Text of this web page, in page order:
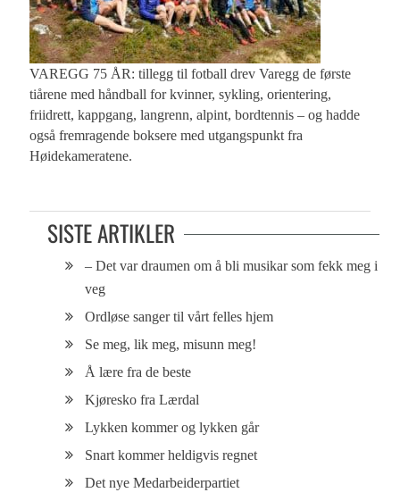
VAREGG 75 ÅR: tillegg til fotball drev Varegg de første
tiårene med håndball for kvinner, sykling, orientering,
friidrett, kappgang, langrenn, alpint, bordtennis – og hadde
også fremragende boksere med utgangspunkt fra
Høidekameratene.
SISTE ARTIKLER
– Det var draumen om å bli musikar som fekk meg i
veg
Ordløse sanger til vårt felles hjem
Se meg, lik meg, misunn meg!
Å lære fra de beste
Kjøresko fra Lærdal
Lykken kommer og lykken går
Snart kommer heldigvis regnet
Det nye Medarbeiderpartiet